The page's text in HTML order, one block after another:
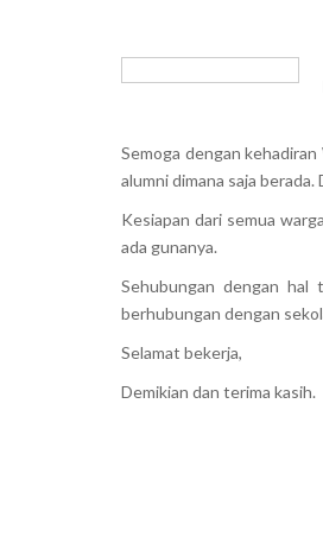
Semoga dengan
alumni dimana saja
Kesiapan dari semua
ada gunanya.
Sehubungan dengan hal
berhubungan dengan
Selamat bekerja,
Demikian dan terima kasih.